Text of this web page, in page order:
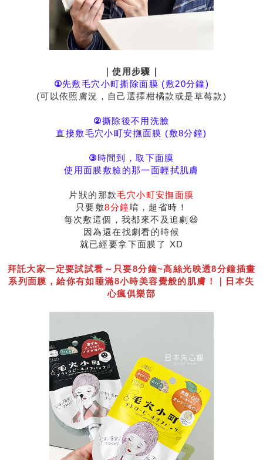
｜使用步驟｜
①先敷毛穴小町撕除面膜 (敷20分鐘)
(可以依照膚況，自己選擇柑橘款或是草莓款)
②撕除後不用洗臉
直接敷毛穴小町安撫面膜 (敷8分鐘)
③時間到，取下面膜
使用面膜敷臉的那一面輕拭肌膚
片狀的那款毛穴小町安撫面膜
只要敷8分鐘唷，超省時！
每次敷這個，我都來不及追劇😆
因為還在找劇看的時候
就已經要拿下面膜了 XD
拜託大家一定要試試看～只要8分鐘~高絲光映透8分鐘插畫
系列面膜，給你有如睡滿8小時美容覺般的肌膚！｜日本失
心瘋俱樂部